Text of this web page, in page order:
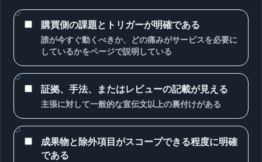
購買側の課題とトリガーが明確である
誰が今すぐ動くべきか、どの痛みがサービスを必要に
しているかをページで説明している
証拠、手法、またはレビューの記載が見える
主張に対して一般的な宣伝文以上の裏付けがある
成果物と除外項目がスコープできる程度に明確
である